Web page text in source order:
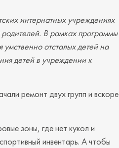
интернатных учреждениях
родителей. В рамках программы
отсталых детей на
детей в учреждении к
ремонт двух групп и вскоре
зоны, где нет кукол и
инвентарь. А чтобы